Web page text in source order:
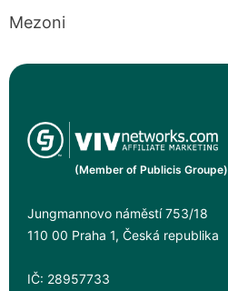
Mezoni
(Member of Publicis Groupe)
Jungmannovo náměstí 753/18
110 00 Praha 1, Česká republika
IČ: 28957733